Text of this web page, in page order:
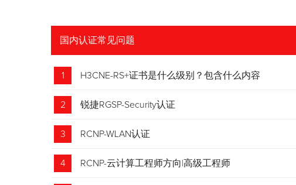
国内认证常见问题
1 H3CNE-RS+证书是什么级别？包含什么内容
2 锐捷RGSP-Security认证
3 RCNP-WLAN认证
4 RCNP-云计算工程师方向|高级工程师